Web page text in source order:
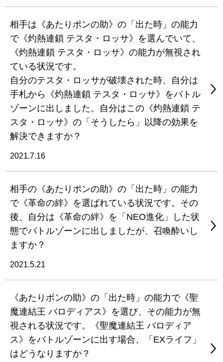
相手は《あたりポンの助》の「出た時」の能力
で《灼熱連鎖 テスタ・ロッサ》を選んでいて、
《灼熱連鎖 テスタ・ロッサ》の能力が無視され
ている状況です。
自分のテスタ・ロッサが破壊された時、自分は
手札から《灼熱連鎖 テスタ・ロッサ》をバトル
ゾーンに出しました。自分はこの《灼熱連鎖 テ
スタ・ロッサ》の「そうしたら」以降の効果を
解決できますか？
2021.7.16
相手の《あたりポンの助》の「出た時」の能力
で《革命の絆》を選ばれている状況です。その
後、自分は《革命の絆》を「NEO進化」した状
態でバトルゾーンに出しましたが、召喚酔いし
ますか？
2021.5.21
《あたりポンの助》の「出た時」の能力で《聖
魔連結王 バロディアス》を選び、その能力が無
視される状況です。《聖魔連結王 バロディア
ス》をバトルゾーンに出す場合、「EXライフ」
はどうなりますか？